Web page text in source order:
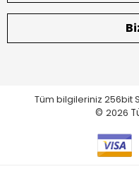
Tüm bilgileriniz 256bit
© 2026